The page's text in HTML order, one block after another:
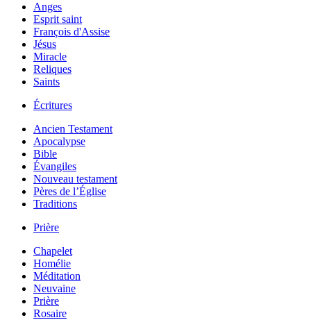
Anges
Esprit saint
François d'Assise
Jésus
Miracle
Reliques
Saints
Écritures
Ancien Testament
Apocalypse
Bible
Évangiles
Nouveau testament
Pères de l’Église
Traditions
Prière
Chapelet
Homélie
Méditation
Neuvaine
Prière
Rosaire